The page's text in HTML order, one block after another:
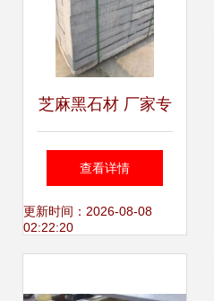
芝麻黑石材 厂家专
业加工外墙干挂与
地铺石的工艺流程
查看详情
更新时间：2026-08-08
02:22:20